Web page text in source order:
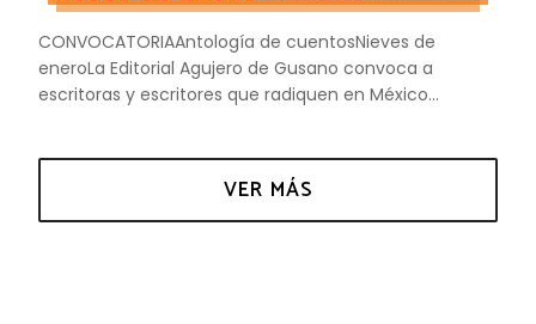
CONVOCATORIAAntología de cuentosNieves de
eneroLa Editorial Agujero de Gusano convoca a
escritoras y escritores que radiquen en México...